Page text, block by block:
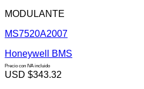
MODULANTE
MS7520A2007
Honeywell BMS
Precio con IVA incluido
USD $343.32